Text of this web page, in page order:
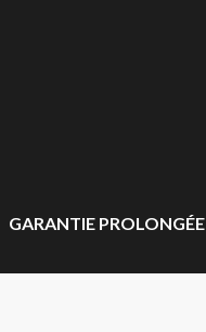
GARANTIE PROLONGÉE